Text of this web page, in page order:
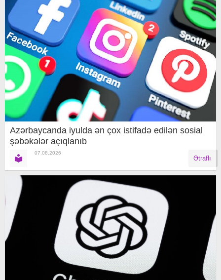
Azərbaycanda iyulda ən çox istifadə edilən sosial
şəbəkələr açıqlanıb
07.08.2026
Ətraflı